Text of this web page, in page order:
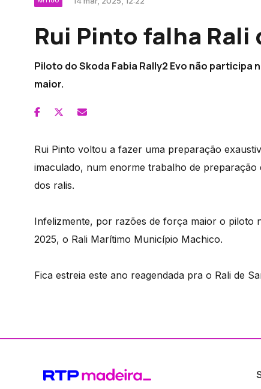
Rui Pinto falha
Piloto do Skoda Fabia Rally2 Evo não
maior.
Rui Pinto voltou a fazer uma preparação
imaculado, num enorme trabalho de
dos ralis.
Infelizmente, por razões de força maior o piloto
2025, o Rali Marítimo Município Machico.
Fica estreia este ano reagendada pra o Rali de